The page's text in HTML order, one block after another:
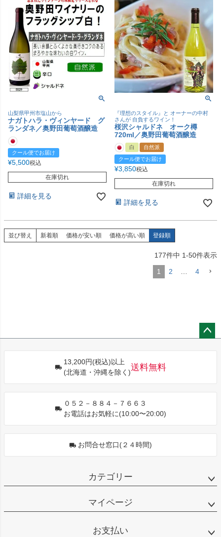
山梨県甲州市塩山から
ナガトハラ・ヴィンヤード グ
ランダネ／奥野田葡萄酒醸造
クール便でお届け
¥5,500税込
在庫切れ
詳細を見る
『理想のスタイル』と オーナーの中村
さんが 自負するワイン！
桜沢シャルドネ オーク樽
720ml／奥野田葡萄酒醸造
白
自然派
クール便でお届け
¥3,850税込
在庫切れ
詳細を見る
並び替え 新着順 価格が安い順 価格が高い順 登録順
177件中 1-50件表示
1 2 … 4
13,200円(税込)以上
(北海道・沖縄を除く)
送料無料
０５２－８８４－７６６３
お電話はお気軽に(10:00〜20:00)
お問合せ窓口(２４時間)
カテゴリー
マイページ
お支払い